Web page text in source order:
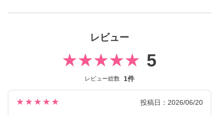
しむことができます♪
し続けている、大人気ブランドです。
レビュー
5
レビュー総数 1件
★★★★★ 投稿日：2026/06/20